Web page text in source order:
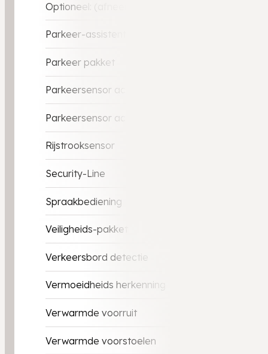
Optioneel: (afneemebare) Trekhaak
Parkeer-assistent
Parkeer pakket
Parkeersensor achter
Parkeersensor achter
Rijstrooksensor
Security-Line
Spraakbediening
Veiligheids-pakket
Verkeersbord detectie
Vermoeidheids herkenning
Verwarmde voorruit
Verwarmde voorstoelen